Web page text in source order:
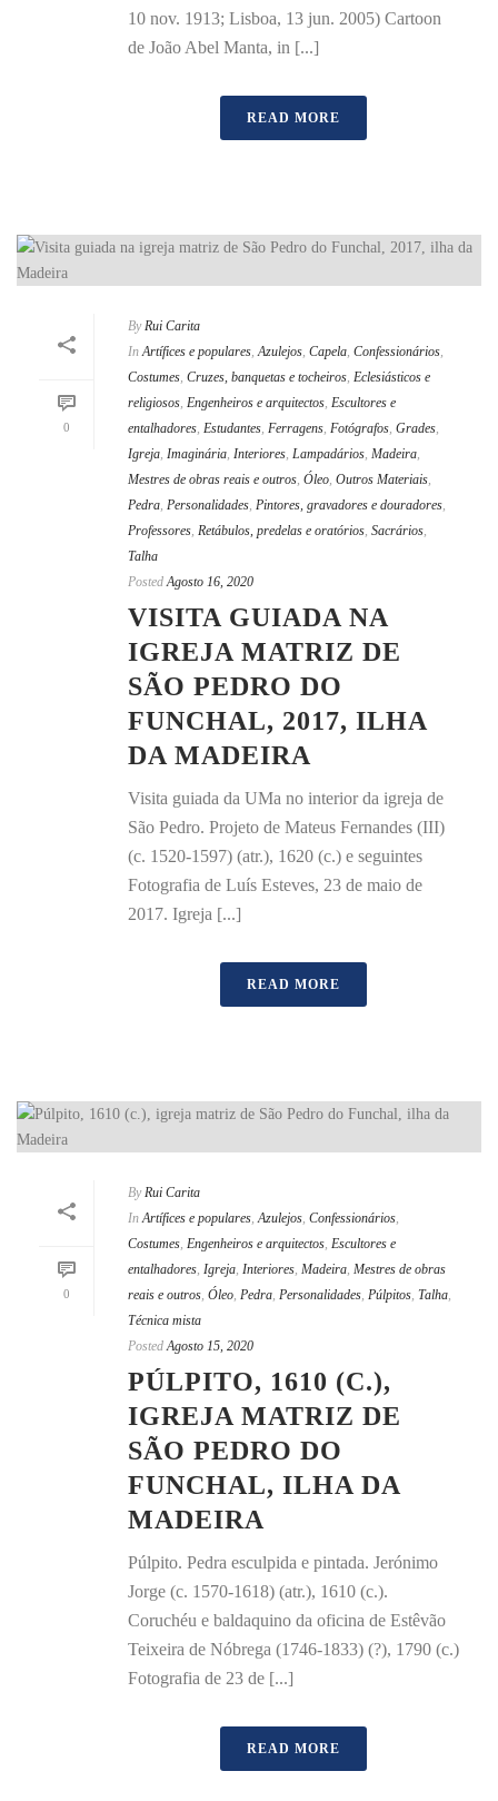
10 nov. 1913; Lisboa, 13 jun. 2005) Cartoon
de João Abel Manta, in [...]
READ MORE
0
By Rui Carita
In Artífices e populares,Azulejos, Capela, Confessionários,
Costumes, Cruzes, banquetas e tocheiros, Eclesiásticos e
religiosos, Engenheiros e arquitectos, Escultores e
entalhadores, Estudantes, Ferragens, Fotógrafos, Grades,
Igreja, Imaginária, Interiores, Lampadários, Madeira,
Mestres de obras reais e outros, Óleo, Outros Materiais,
Pedra, Personalidades, Pintores, gravadores e douradores,
Professores, Retábulos, predelas e oratórios, Sacrários,
Talha
Posted Agosto 16, 2020
VISITA GUIADA NA
IGREJA MATRIZ DE
SÃO PEDRO DO
FUNCHAL, 2017, ILHA
DA MADEIRA
Visita guiada da UMa no interior da igreja de
São Pedro. Projeto de Mateus Fernandes (III)
(c. 1520-1597) (atr.), 1620 (c.) e seguintes
Fotografia de Luís Esteves, 23 de maio de
2017. Igreja [...]
READ MORE
0
By Rui Carita
In Artífices e populares,Azulejos, Confessionários,
Costumes, Engenheiros e arquitectos, Escultores e
entalhadores, Igreja, Interiores, Madeira, Mestres de obras
reais e outros, Óleo, Pedra, Personalidades, Púlpitos, Talha,
Técnica mista
Posted Agosto 15, 2020
PÚLPITO, 1610 (C.),
IGREJA MATRIZ DE
SÃO PEDRO DO
FUNCHAL, ILHA DA
MADEIRA
Púlpito. Pedra esculpida e pintada. Jerónimo
Jorge (c. 1570-1618) (atr.), 1610 (c.).
Coruchéu e baldaquino da oficina de Estêvão
Teixeira de Nóbrega (1746-1833) (?), 1790 (c.)
Fotografia de 23 de [...]
READ MORE